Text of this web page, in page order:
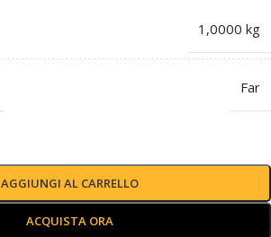
1,0000 kg
Far
AGGIUNGI AL CARRELLO
ACQUISTA ORA